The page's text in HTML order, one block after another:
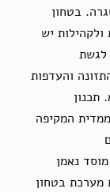
בטחון
יש
לגשת
והעדפות
תכנון
המקיפה
נאמן
מערכת בטחון